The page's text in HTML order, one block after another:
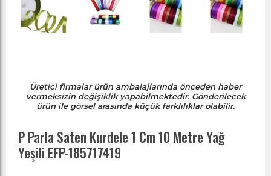
Üretici firmalar ürün ambalajlarında önceden haber
vermeksizin değişiklik yapabilmektedir. Gönderilecek
ürün ile görsel arasında küçük farklılıklar olabilir.
P Parla Saten Kurdele 1 Cm 10 Metre Yağ
Yeşili EFP-185717419